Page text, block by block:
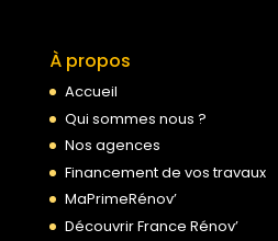
À propos
Accueil
Qui sommes nous ?
Nos agences
Financement de vos travaux
MaPrimeRénov’
Découvrir France Rénov’